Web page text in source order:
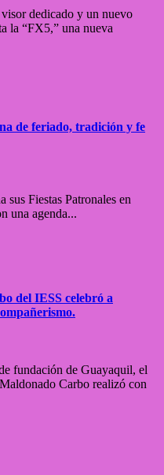
dedicado y un nuevo
la “FX5,” una nueva
de feriado, tradición y fe
sus Fiestas Patronales en
una agenda...
del IESS celebró a
fundación de Guayaquil, el
Carbo realizó con